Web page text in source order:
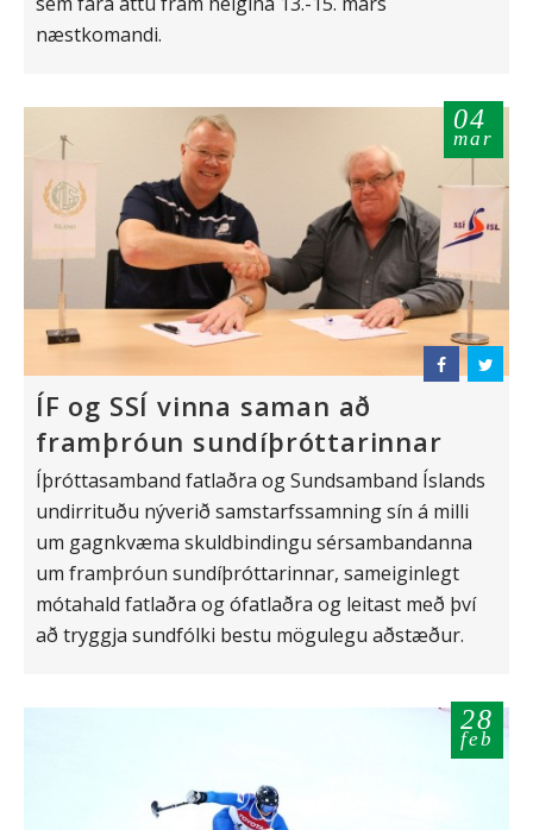
næstkomandi.
04
mar
ÍF og SSÍ vinna saman að
framþróun sundíþróttarinnar
Íþróttasamband fatlaðra og Sundsamband Íslands
undirrituðu nýverið samstarfssamning sín á milli
um gagnkvæma skuldbindingu sérsambandanna
um framþróun sundíþróttarinnar, sameiginlegt
mótahald fatlaðra og ófatlaðra og leitast með því
að tryggja sundfólki bestu mögulegu aðstæður.
28
feb